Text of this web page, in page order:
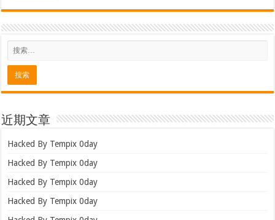
近期文章
Hacked By Tempix 0day
Hacked By Tempix 0day
Hacked By Tempix 0day
Hacked By Tempix 0day